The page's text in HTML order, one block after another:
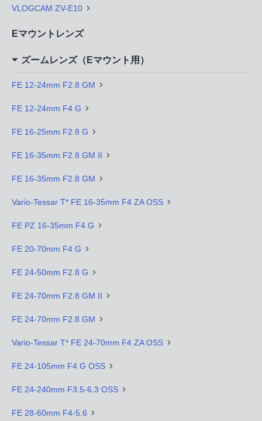
VLOGCAM ZV-E10
Eマウントレンズ
ズームレンズ（Eマウント用）
FE 12-24mm F2.8 GM
FE 12-24mm F4 G
FE 16-25mm F2.8 G
FE 16-35mm F2.8 GM II
FE 16-35mm F2.8 GM
Vario-Tessar T* FE 16-35mm F4 ZA OSS
FE PZ 16-35mm F4 G
FE 20-70mm F4 G
FE 24-50mm F2.8 G
FE 24-70mm F2.8 GM II
FE 24-70mm F2.8 GM
Vario-Tessar T* FE 24-70mm F4 ZA OSS
FE 24-105mm F4 G OSS
FE 24-240mm F3.5-6.3 OSS
FE 28-60mm F4-5.6